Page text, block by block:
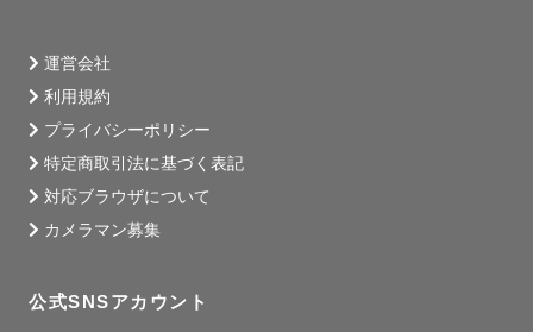
運営会社
利用規約
プライバシーポリシー
特定商取引法に基づく表記
対応ブラウザについて
カメラマン募集
公式SNSアカウント